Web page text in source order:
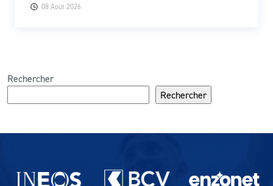
08 Août 2026
Rechercher
Rechercher
Partenaires du lausanne-Sport